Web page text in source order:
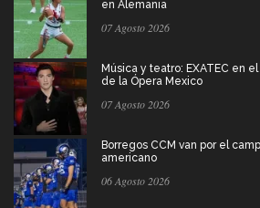
en Alemania
07 Agosto 2026
Música y teatro: EXATEC en
de la Ópera Mexico
07 Agosto 2026
Borregos CCM van por el
americano
06 Agosto 2026